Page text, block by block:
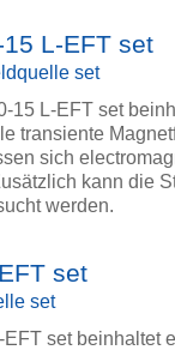
L-EFT set
set
15 L-EFT set
transiente
sich
kann die
werden.
set
set
EFT set beinhaltet